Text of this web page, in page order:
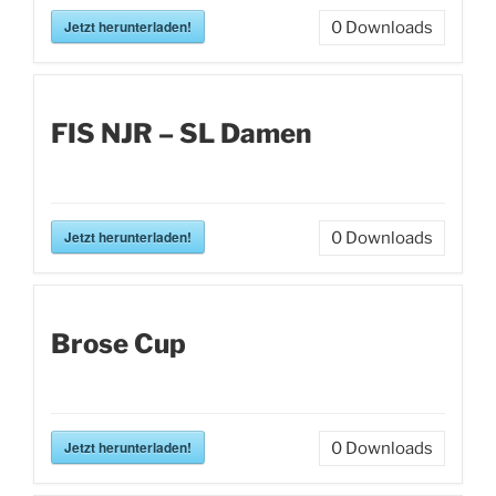
Jetzt herunterladen! 0 Downloads
FIS NJR – SL Damen
Jetzt herunterladen! 0 Downloads
Brose Cup
Jetzt herunterladen! 0 Downloads